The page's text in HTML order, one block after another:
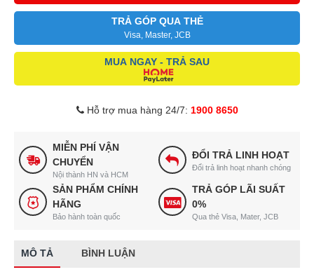
TRẢ GÓP QUA THẺ
Visa, Master, JCB
MUA NGAY - TRẢ SAU
Hỗ trợ mua hàng 24/7: 1900 8650
MIỄN PHÍ VẬN
CHUYỂN
Nội thành HN và HCM
ĐỔI TRẢ LINH HOẠT
Đổi trả linh hoạt nhanh chóng
SẢN PHẨM CHÍNH
HÃNG
Bảo hành toàn quốc
TRẢ GÓP LÃI SUẤT
0%
Qua thẻ Visa, Mater, JCB
MÔ TẢ BÌNH LUẬN